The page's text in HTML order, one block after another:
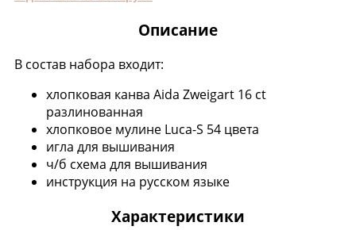
Описание
В состав набора входит:
хлопковая канва Aida Zweigart 16 ct
разлинованная
хлопковое мулине Luca-S 54 цвета
игла для вышивания
ч/б схема для вышивания
инструкция на русском языке
Характеристики